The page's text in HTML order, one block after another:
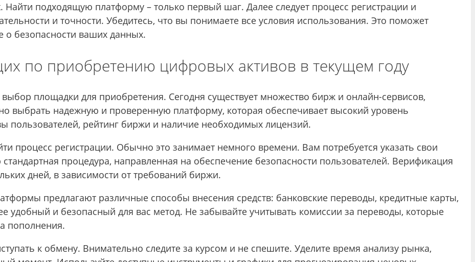
подходящую платформу – только первый шаг. Далее следует процесс регистрации и
и точности. Убедитесь, что вы понимаете все условия использования. Это поможет
безопасности ваших данных.
по приобретению цифровых активов в текущем году
площадки для приобретения. Сегодня существует множество бирж и онлайн-сервисов,
выбрать надежную и проверенную платформу, которая обеспечивает высокий уровень
пользователей, рейтинг биржи и наличие необходимых лицензий.
процесс регистрации. Обычно это занимает немного времени. Вам потребуется указать свои
процедура, направленная на обеспечение безопасности пользователей. Верификация
дней, в зависимости от требований биржи.
предлагают различные способы внесения средств: банковские переводы, кредитные карты,
удобный и безопасный для вас метод. Не забывайте учитывать комиссии за переводы, которые
пополнения.
к обмену. Внимательно следите за курсом и не спешите. Уделите время анализу рынка,